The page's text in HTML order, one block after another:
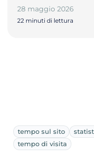
28 maggio 2026
22 minuti di lettura
tempo sul sito
tempo di visita